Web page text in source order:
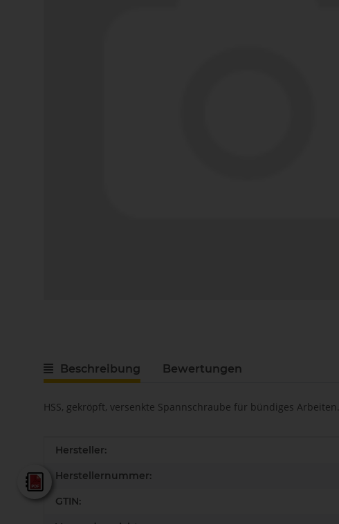
Beschreibung Bewertungen
HSS, gekröpft, versenkte Spannschraube für bündiges Arbeiten.
Produkteigenschaft
Wert
Hersteller:
Herstellernummer:
GTIN:
Fein - Gesamtkatalog 2025